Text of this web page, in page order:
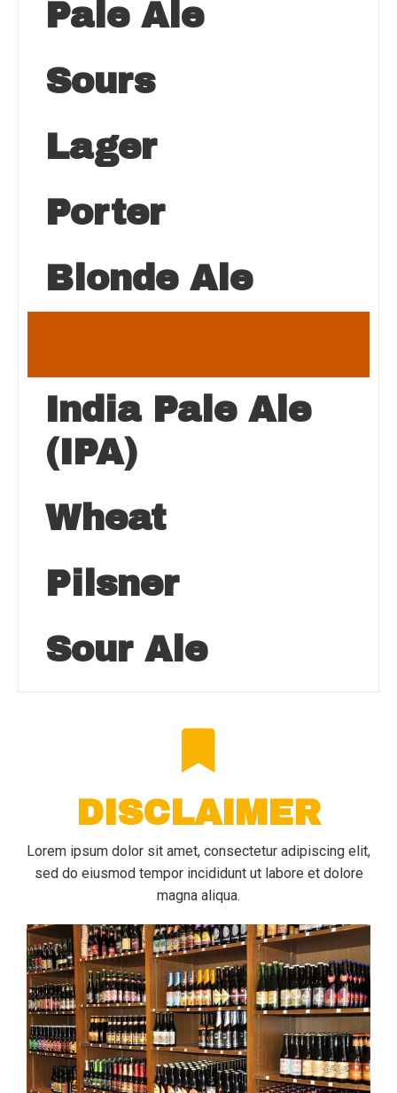
Pale Ale
Sours
Lager
Porter
Blonde Ale
India Pale Ale
(IPA)
Wheat
Pilsner
Sour Ale
DISCLAIMER
Lorem ipsum dolor sit amet, consectetur adipiscing elit,
sed do eiusmod tempor incididunt ut labore et dolore
magna aliqua.